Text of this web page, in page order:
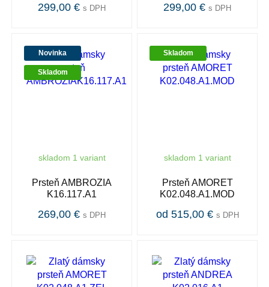
299,00 € s DPH 299,00 € s DPH
Novinka
Skladom
skladom 1 variant
Prsteň AMBROZIA
K16.117.A1
269,00 € s DPH
Skladom
skladom 1 variant
Prsteň AMORET
K02.048.A1.MOD
od 515,00 € s DPH